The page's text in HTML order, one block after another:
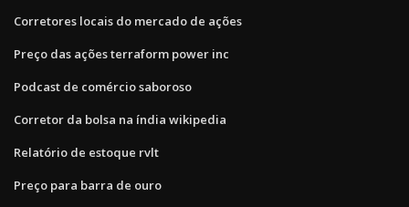
Corretores locais do mercado de ações
Preço das ações terraform power inc
Podcast de comércio saboroso
Corretor da bolsa na índia wikipedia
Relatório de estoque rvlt
Preço para barra de ouro